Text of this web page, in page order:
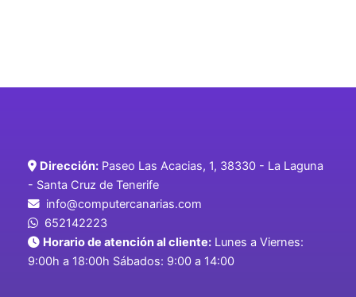
Dirección: Paseo Las Acacias, 1, 38330 - La Laguna
- Santa Cruz de Tenerife
info@computercanarias.com
652142223
Horario de atención al cliente: Lunes a Viernes:
9:00h a 18:00h Sábados: 9:00 a 14:00